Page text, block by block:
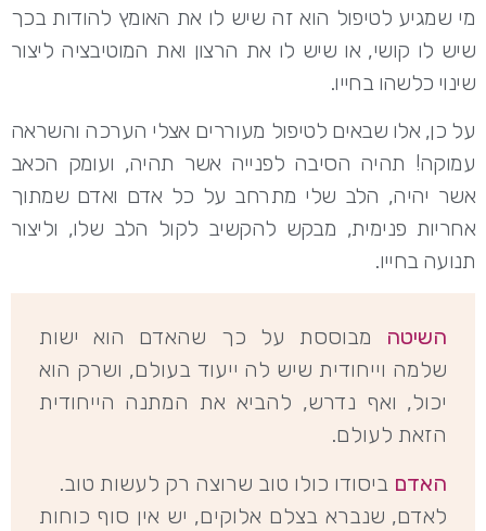
מי שמגיע לטיפול הוא זה שיש לו את האומץ להודות בכך
שיש לו קושי, או שיש לו את הרצון ואת המוטיבציה ליצור
שינוי כלשהו בחייו.
על כן, אלו שבאים לטיפול מעוררים אצלי הערכה והשראה
עמוקה! תהיה הסיבה לפנייה אשר תהיה, ועומק הכאב
אשר יהיה, הלב שלי מתרחב על כל אדם ואדם שמתוך
אחריות פנימית, מבקש להקשיב לקול הלב שלו, וליצור
תנועה בחייו.
השיטה מבוססת על כך שהאדם הוא ישות
שלמה וייחודית שיש לה ייעוד בעולם, ושרק הוא
יכול, ואף נדרש, להביא את המתנה הייחודית
הזאת לעולם.
האדם ביסודו כולו טוב שרוצה רק לעשות טוב.
לאדם, שנברא בצלם אלוקים, יש אין סוף כוחות